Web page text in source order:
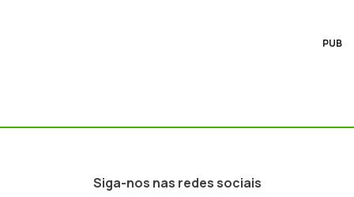
PUB
Siga-nos nas redes sociais